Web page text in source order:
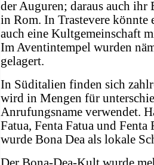
der Auguren; daraus auch ihr
in Rom. In Trastevere könnte
auch eine Kultgemeinschaft
Im Aventintempel wurden
gelagert.
In Süditalien finden sich
wird in Mengen für
Anrufungsname verwendet.
Fatua, Fenta Fatua und
wurde Bona Dea als lokale